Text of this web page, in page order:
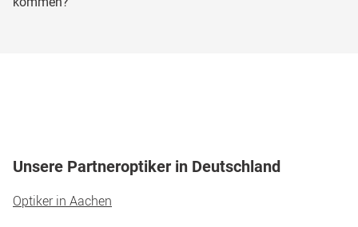
Unsere Partneroptiker in Deutschland
Optiker in Aachen